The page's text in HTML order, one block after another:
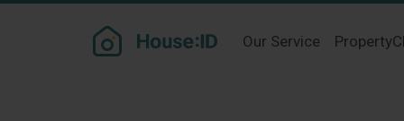
Our Service